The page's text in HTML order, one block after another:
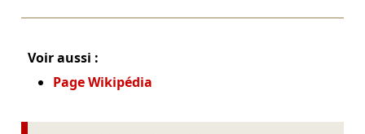
Voir aussi :
Page Wikipédia